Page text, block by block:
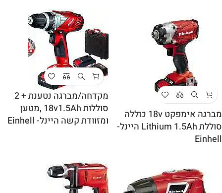
מברגה אימפקט 18v כוללה
סוללת Lithium 1.5Ah היינל-
Einhell
מקדחה/מברגה נטענת + 2
סוללות 18v1.5Ah ,מטען
ומזוודת קשה היינל- Einhell